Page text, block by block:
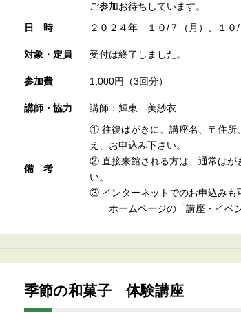
ご参加お待ちしています。
日時
２０２４年 １０/７（月）、１０
対象・定員 受付は終了しました。
参加費 1,000円（3回分）
講師・協力 講師：輝東 美紗衣
備考
① 往復はがきに、講座名、〒住所
え、お申込み下さい。
② 直接来館される方は、通常はが
い。
③ インターネットでのお申込みも
ホームページの「講座・イベン
季節の和菓子 体験講座